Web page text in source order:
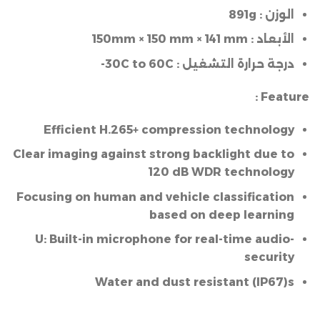
الوزن : 891g
الأبعاد :
150mm × 150 mm × 141 mm
درجة حرارة التشغيل : 30C to 60C-
Feature :
Efficient H.265+ compression technology
Clear imaging against strong backlight due to
120 dB WDR technology
Focusing on human and vehicle classification
based on deep learning
-U: Built-in microphone for real-time audio
security
Water and dust resistant (IP67)s